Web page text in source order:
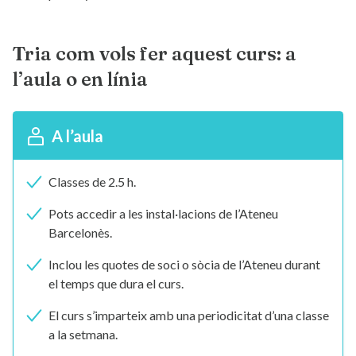
Tria com vols fer aquest curs: a
l’aula o en línia
A l’aula
Classes de 2.5 h.
Pots accedir a les instal·lacions de l’Ateneu
Barcelonès.
Inclou les quotes de soci o sòcia de l’Ateneu durant
el temps que dura el curs.
El curs s’imparteix amb una periodicitat d’una classe
a la setmana.